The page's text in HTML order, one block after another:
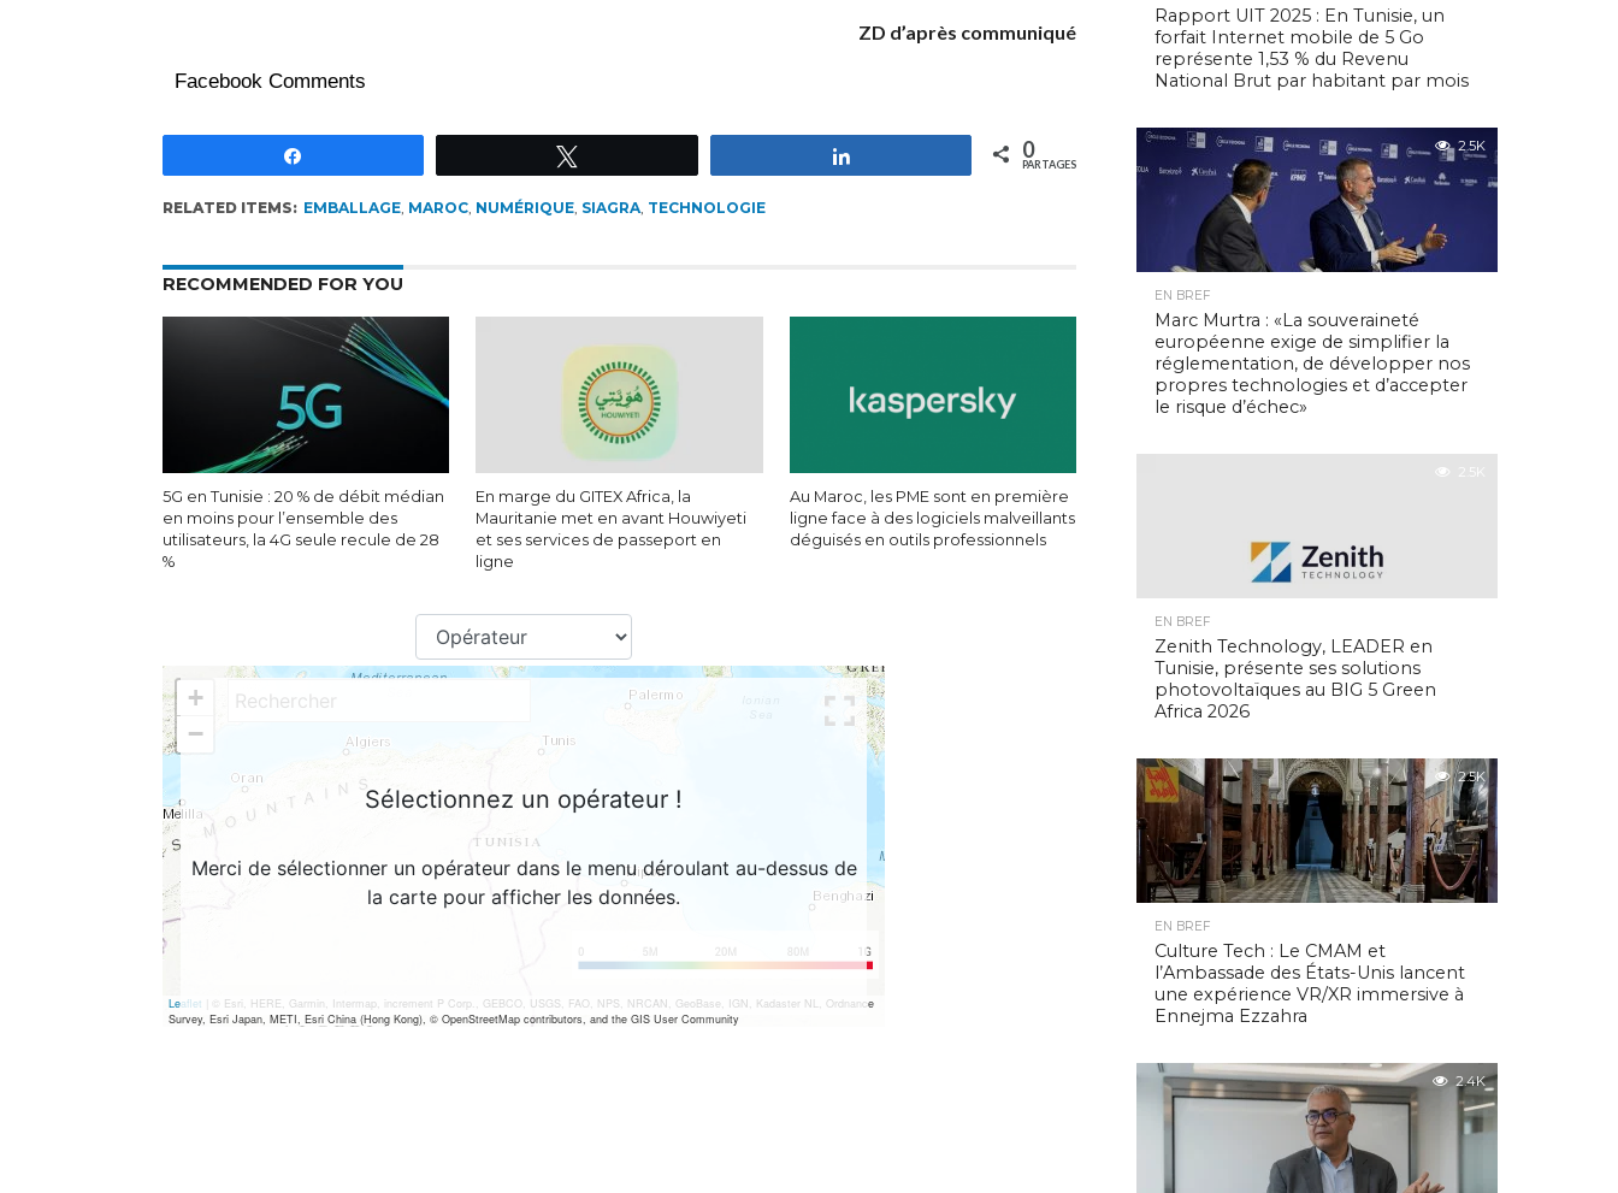
ZD d’après communiqué
Facebook Comments
0
PARTAGES
RELATED ITEMS: EMBALLAGE, MAROC, NUMÉRIQUE, SIAGRA, TECHNOLOGIE
RECOMMENDED FOR YOU
5G en Tunisie : 20 % de débit médian
en moins pour l’ensemble des
utilisateurs, la 4G seule recule de 28
%
En marge du GITEX Africa, la
Mauritanie met en avant Houwiyeti
et ses services de passeport en
ligne
Au Maroc, les PME sont en première
ligne face à des logiciels malveillants
déguisés en outils professionnels
Rapport UIT 2025 : En Tunisie, un
forfait Internet mobile de 5 Go
représente 1,53 % du Revenu
National Brut par habitant par mois
2.5K
EN BREF
Marc Murtra : «La souveraineté
européenne exige de simplifier la
réglementation, de développer nos
propres technologies et d’accepter
le risque d’échec»
2.5K
EN BREF
Zenith Technology, LEADER en
Tunisie, présente ses solutions
photovoltaïques au BIG 5 Green
Africa 2026
2.5K
EN BREF
Culture Tech : Le CMAM et
l’Ambassade des États-Unis lancent
une expérience VR/XR immersive à
Ennejma Ezzahra
2.4K